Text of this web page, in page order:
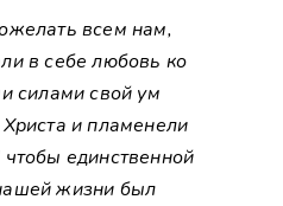
всем нам,
в себе любовь ко
силами свой ум
и пламенели
единственной
жизни был